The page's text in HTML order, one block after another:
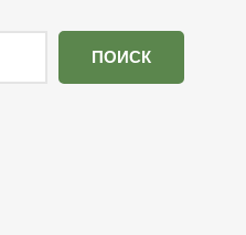
ПОИСК